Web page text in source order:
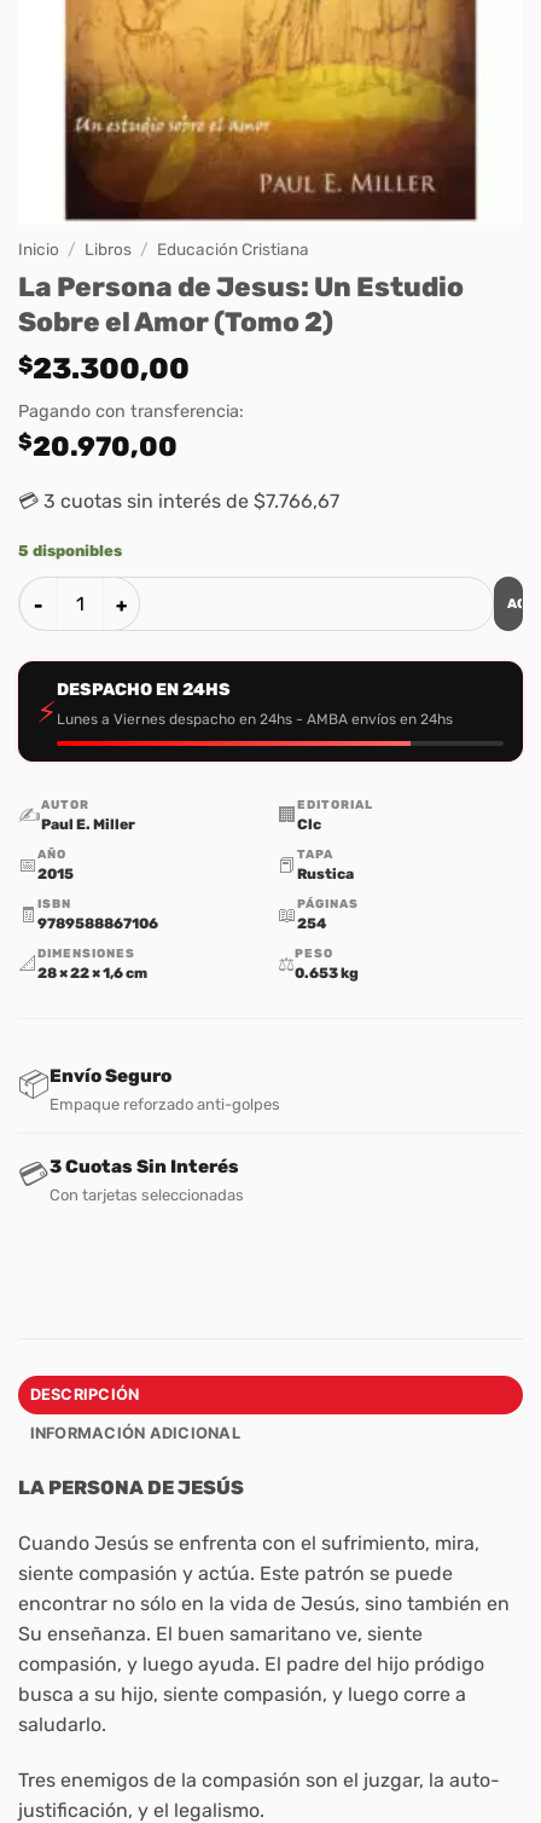
Inicio / Libros / Educación Cristiana
La Persona de Jesus: Un Estudio
Sobre el Amor (Tomo 2)
$23.300,00
Pagando con transferencia:
$20.970,00
💳 3 cuotas sin interés de $7.766,67
5 disponibles
La Persona de Jesus: Un Estudio Sobre el Amor (Tomo 2)
⚡
DESPACHO EN 24HS
Lunes a Viernes despacho en 24hs - AMBA envíos en 24hs
✍️AUTOR
Paul E. Miller 🏢 EDITORIAL
Clc
📅AÑO
2015 📕 TAPA
Rustica
🧾 ISBN
9789588867106 📖PÁGINAS
254
📐 DIMENSIONES
28 × 22 × 1,6 cm ⚖️PESO
0.653 kg
📦Envío Seguro
Empaque reforzado anti-golpes
💳3 Cuotas Sin Interés
Con tarjetas seleccionadas
DESCRIPCIÓN
INFORMACIÓN ADICIONAL
LA PERSONA DE JESÚS
Cuando Jesús se enfrenta con el sufrimiento, mira,
siente compasión y actúa. Este patrón se puede
encontrar no sólo en la vida de Jesús, sino también en
Su enseñanza. El buen samaritano ve, siente
compasión, y luego ayuda. El padre del hijo pródigo
busca a su hijo, siente compasión, y luego corre a
saludarlo.
Tres enemigos de la compasión son el juzgar, la auto-
justificación, y el legalismo.